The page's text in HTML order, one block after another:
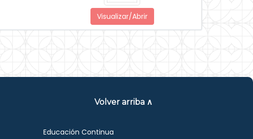
Visualizar/Abrir
Volver arriba ∧
Educación Continua